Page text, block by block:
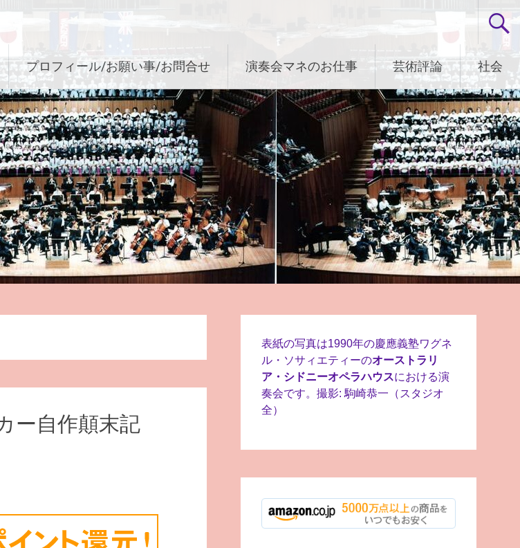
プロフィール/お願い事/お問合せ 演奏会マネのお仕事 芸術評論 社会
ー自作顛末記
表紙の写真は1990年の慶應義塾ワグネ
ル・ソサィエティーのオーストラリ
ア・シドニーオペラハウスにおける演
奏会です。撮影: 駒崎恭一（スタジオ
全）